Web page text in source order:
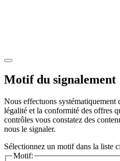
Motif du signalement
Nous effectuons
légalité et la conformité des offres
contrôles vous constatez des
nous le signaler.
Sélectionnez un motif dans la liste
Motif: